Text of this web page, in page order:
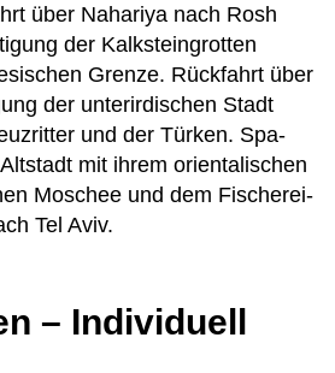
über Naha­riya nach Rosh
der Kalk­stein­grot­ten
Grenze. Rück­fahrt über
der unter­ir­di­schen Stadt
und der Tür­ken. Spa­
mit ihrem ori­en­ta­li­schen
Moschee und dem Fische­rei­
Tel Aviv.
– Individuell